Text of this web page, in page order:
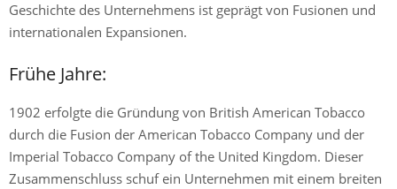
Geschichte des Unternehmens ist geprägt von Fusionen und
internationalen Expansionen.
Frühe Jahre:
1902 erfolgte die Gründung von British American Tobacco
durch die Fusion der American Tobacco Company und der
Imperial Tobacco Company of the United Kingdom. Dieser
Zusammenschluss schuf ein Unternehmen mit einem breiten